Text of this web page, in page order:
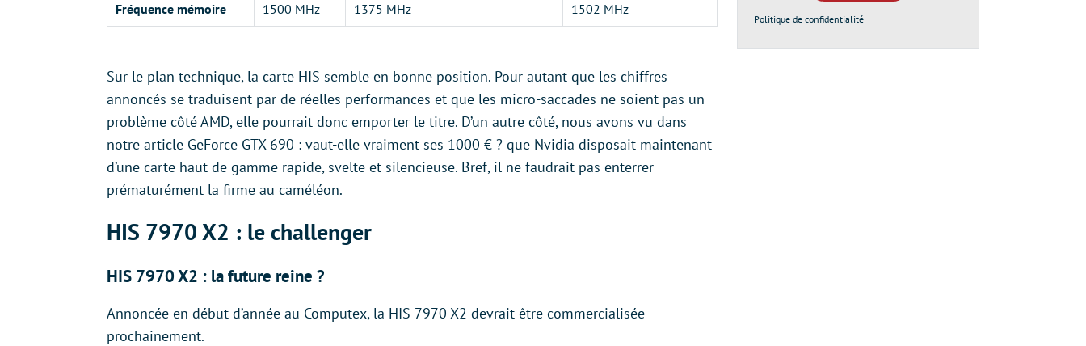
Fréquence mémoire 1500 MHz 1375 MHz 1502 MHz
Sur le plan technique, la carte HIS semble en bonne position. Pour autant que les chiffres
annoncés se traduisent par de réelles performances et que les micro-saccades ne soient pas un
problème côté AMD, elle pourrait donc emporter le titre. D’un autre côté, nous avons vu dans
notre article GeForce GTX 690 : vaut-elle vraiment ses 1000 € ? que Nvidia disposait maintenant
d’une carte haut de gamme rapide, svelte et silencieuse. Bref, il ne faudrait pas enterrer
prématurément la firme au caméléon.
HIS 7970 X2 : le challenger
HIS 7970 X2 : la future reine ?
Annoncée en début d’année au Computex, la HIS 7970 X2 devrait être commercialisée
prochainement.
Politique de confidentialité